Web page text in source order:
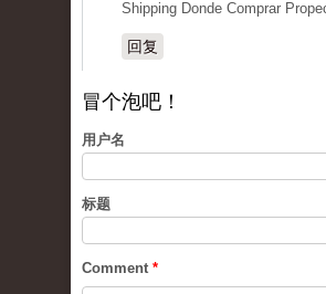
Shipping Donde Comprar
回复
冒个泡吧！
用户名
标题
Comment *